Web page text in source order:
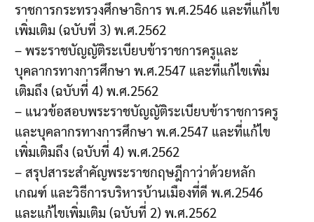
ราชการกระทรวงศึกษาธิการ พ.ศ.2546 และที่แก้ไข
เพิ่มเติม (ฉบับที่ 3) พ.ศ.2562
– พระราชบัญญัติระเบียบข้าราชการครูและ
บุคลากรทางการศึกษา พ.ศ.2547 และที่แก้ไขเพิ่ม
เติมถึง (ฉบับที่ 4) พ.ศ.2562
– แนวข้อสอบพระราชบัญญัติระเบียบข้าราชการครู
และบุคลากรทางการศึกษา พ.ศ.2547 และที่แก้ไข
เพิ่มเติมถึง (ฉบับที่ 4) พ.ศ.2562
– สรุปสาระสำคัญพระราชกฤษฎีกาว่าด้วยหลัก
เกณฑ์ และวิธีการบริหารบ้านเมืองที่ดี พ.ศ.2546
และแก้ไขเพิ่มเติม (ฉบับที่ 2) พ.ศ.2562